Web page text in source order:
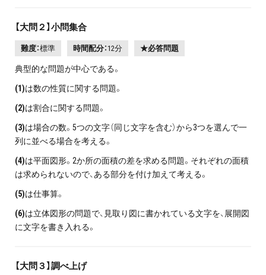
【大問２】小問集合
難度：標準 時間配分：12分 ★必答問題
典型的な問題が中心である。
(1)は数の性質に関する問題。
(2)は割合に関する問題。
(3)は場合の数。5つの文字（同じ文字を含む）から3つを選んで一
列に並べる場合を考える。
(4)は平面図形。2か所の面積の差を求める問題。それぞれの面積
は求められないので、ある部分を付け加えて考える。
(5)は仕事算。
(6)は立体図形の問題で、見取り図に書かれている文字を、展開図
に文字を書き入れる。
【大問３】調べ上げ